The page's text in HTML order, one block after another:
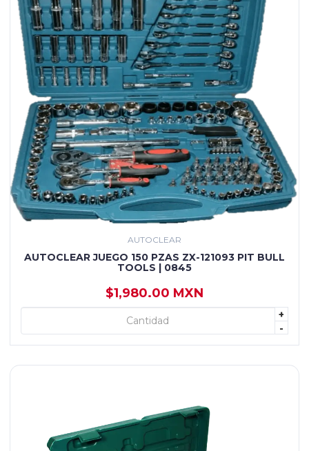
AUTOCLEAR
AUTOCLEAR JUEGO 150 PZAS ZX-121093 PIT BULL
TOOLS | 0845
$1,980.00 MXN
+
-
+ AGREGAR